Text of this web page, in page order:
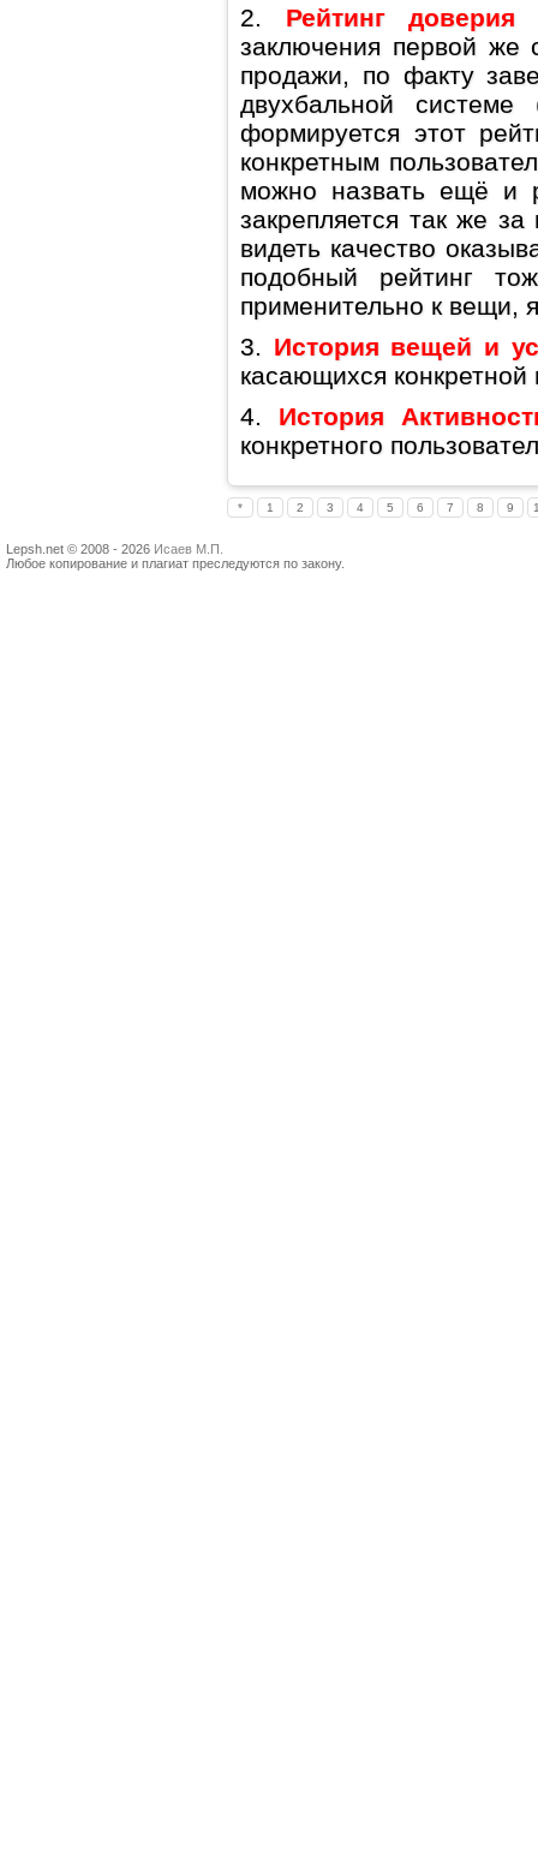
2. Рейтинг доверия
заключения первой же
продажи, по факту
двухбальной
формируется этот
конкретным
можно назвать ещё и
закрепляется так же
видеть качество
подобный рейтинг
применительно к вещи,
3. История вещей и
касающихся
4. История
конкретного
* 1 2 3 4 5 6 7 8 9
Lepsh.net © 2008 - 2026 Исаев М.П.
Любое копирование и плагиат преследуются по закону.